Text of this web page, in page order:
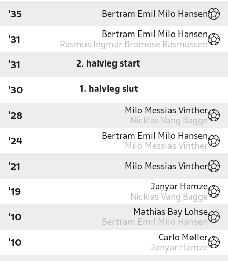
'35 Bertram Emil Milo Hansen
'31
Bertram Emil Milo Hansen
Rasmus Ingmar Bromose Rasmussen
'31 2. halvleg start
'30 1. halvleg slut
'28
Milo Messias Vinther
Nicklas Vang Bagge
'24
Bertram Emil Milo Hansen
Milo Messias Vinther
'21 Milo Messias Vinther
'19
Janyar Hamze
Nicklas Vang Bagge
'10
Mathias Bay Lohse
Bertram Emil Milo Hansen
'10
Carlo Møller
Janyar Hamze